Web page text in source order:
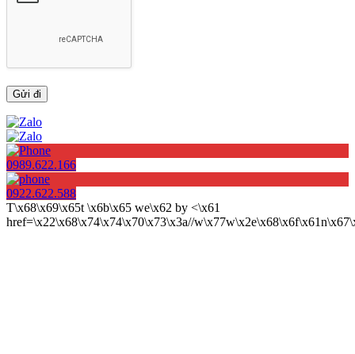
0989.622.166
0922.622.588
T\x68\x69\x65t \x6b\x65 we\x62 by <\x61
href=\x22\x68\x74\x74\x70\x73\x3a//